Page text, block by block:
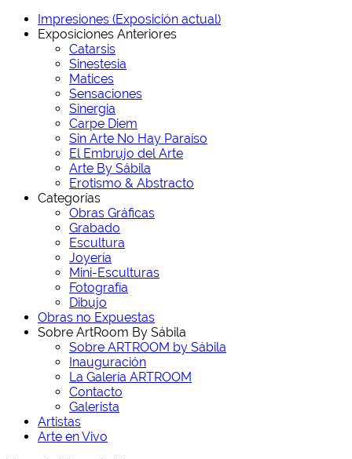
Impresiones (Exposición actual)
Exposiciones Anteriores
Catarsis
Sinestesia
Matices
Sensaciones
Sinergia
Carpe Diem
Sin Arte No Hay Paraíso
El Embrujo del Arte
Arte By Sábila
Erotismo & Abstracto
Categorías
Obras Gráficas
Grabado
Escultura
Joyería
Mini-Esculturas
Fotografía
Dibujo
Obras no Expuestas
Sobre ArtRoom By Sábila
Sobre ARTROOM by Sábila
Inauguración
La Galería ARTROOM
Contacto
Galerista
Artistas
Arte en Vivo